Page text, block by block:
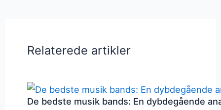
Relaterede artikler
De bedste musik bands: En dybdegående